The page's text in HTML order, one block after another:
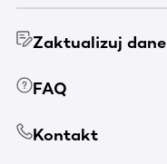
Zaktualizuj dane
FAQ
Kontakt